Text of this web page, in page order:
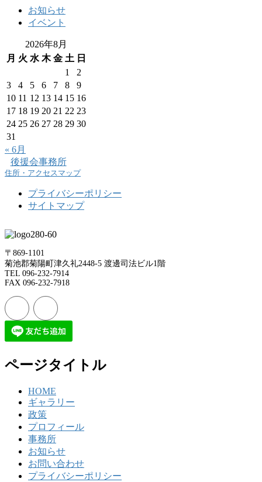
お知らせ
イベント
2026年8月
月 火 水 木 金 土 日
1
2
3
4 5 6 7 8
9
10 11 12 13 14 15 16
17 18 19 20 21 22 23
24 25 26 27 28 29 30
31
« 6月
後援会事務所
住所・アクセスマップ
プライバシーポリシー
サイトマップ
〒869-1101
菊池郡菊陽町津久礼2448-5 渡邊司法ビル1階
TEL 096-232-7914
FAX 096-232-7918
ページタイトル
HOME
ギャラリー
政策
プロフィール
事務所
お知らせ
お問い合わせ
プライバシーポリシー